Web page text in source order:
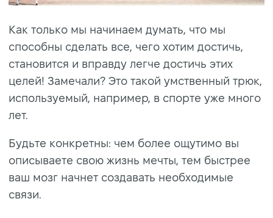
Как только мы начинаем думать, что мы
способны сделать все, чего хотим достичь,
становится и вправду легче достичь этих
целей! Замечали? Это такой умственный трюк,
используемый, например, в спорте уже много
лет.
Будьте конкретны: чем более ощутимо вы
описываете свою жизнь мечты, тем быстрее
ваш мозг начнет создавать необходимые
связи.